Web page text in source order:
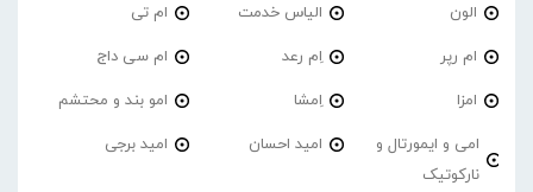
الون الیاس خدمت ام تی
ام رپر اِم رعد ام سی داج
امزا اِمشا امو بند و محتشم
امی و ایمورتال و
نارکوتیک
امید احسان امید برجی